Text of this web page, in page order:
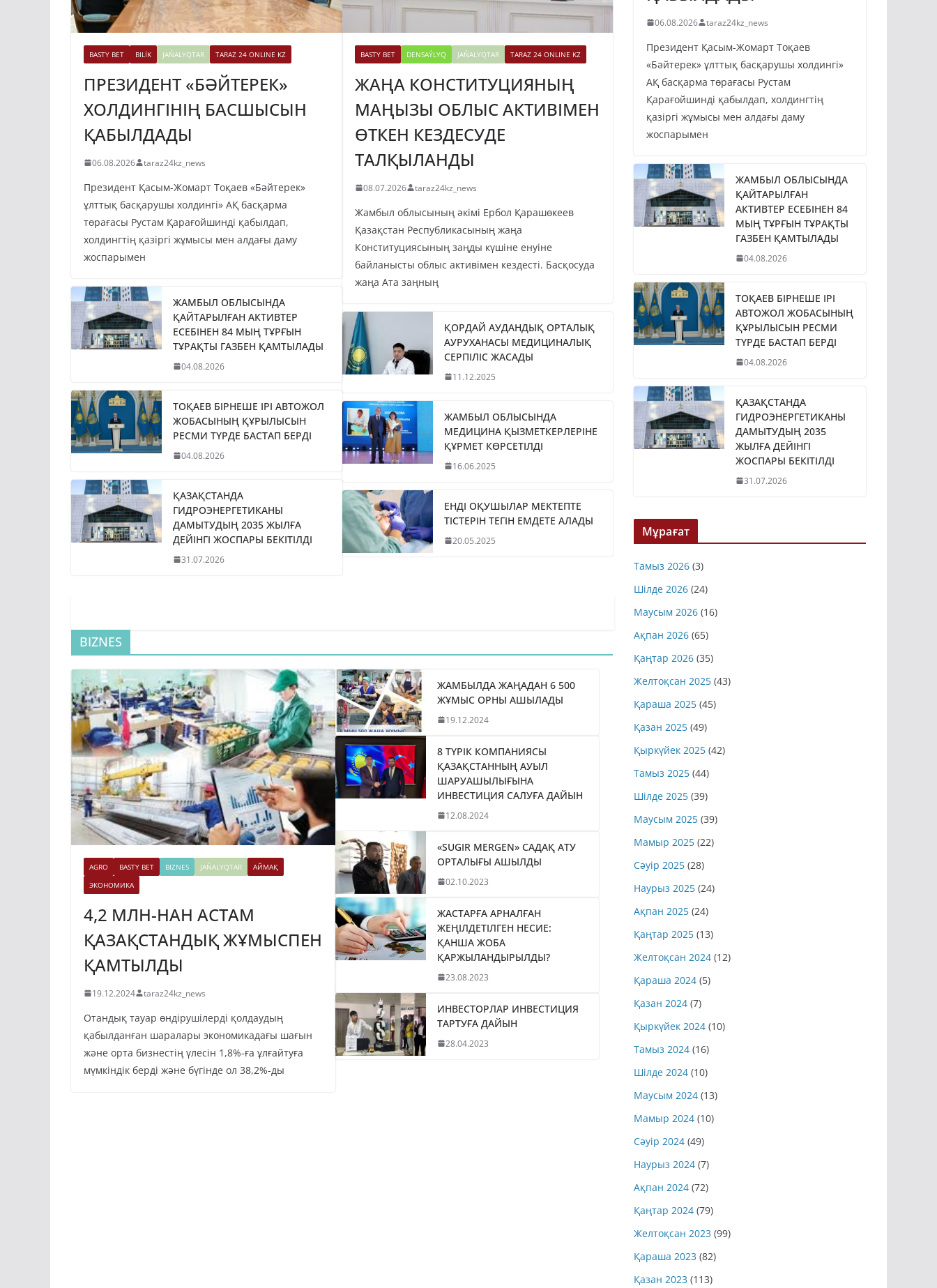
BASTY BET BILİK JAŃALYQTAR TARAZ 24 ONLINE KZ
ПРЕЗИДЕНТ «БӘЙТЕРЕК»
ХОЛДИНГІНІҢ БАСШЫСЫН
ҚАБЫЛДАДЫ
06.08.2026 taraz24kz_news
Президент Қасым-Жомарт Тоқаев «Бәйтерек»
ұлттық басқарушы холдингі» АҚ басқарма
төрағасы Рустам Қарағойшинді қабылдап,
холдингтің қазіргі жұмысы мен алдағы даму
жоспарымен
ЖАМБЫЛ ОБЛЫСЫНДА
ҚАЙТАРЫЛҒАН АКТИВТЕР
ЕСЕБІНЕН 84 МЫҢ ТҰРҒЫН
ТҰРАҚТЫ ГАЗБЕН ҚАМТЫЛАДЫ
04.08.2026
ТОҚАЕВ БІРНЕШЕ ІРІ АВТОЖОЛ
ЖОБАСЫНЫҢ ҚҰРЫЛЫСЫН
РЕСМИ ТҮРДЕ БАСТАП БЕРДІ
04.08.2026
ҚАЗАҚСТАНДА
ГИДРОЭНЕРГЕТИКАНЫ
ДАМЫТУДЫҢ 2035 ЖЫЛҒА
ДЕЙІНГІ ЖОСПАРЫ БЕКІТІЛДІ
31.07.2026
BASTY BET DENSAÝLYQ JAŃALYQTAR TARAZ 24 ONLINE KZ
ЖАҢА КОНСТИТУЦИЯНЫҢ
МАҢЫЗЫ ОБЛЫС АКТИВІМЕН
ӨТКЕН КЕЗДЕСУДЕ
ТАЛҚЫЛАНДЫ
08.07.2026 taraz24kz_news
Жамбыл облысының әкімі Ербол Қарашөкеев
Қазақстан Республикасының жаңа
Конституциясының заңды күшіне енуіне
байланысты облыс активімен кездесті. Басқосуда
жаңа Ата заңның
ҚОРДАЙ АУДАНДЫҚ ОРТАЛЫҚ
АУРУХАНАСЫ МЕДИЦИНАЛЫҚ
СЕРПІЛІС ЖАСАДЫ
11.12.2025
ЖАМБЫЛ ОБЛЫСЫНДА
МЕДИЦИНА ҚЫЗМЕТКЕРЛЕРІНЕ
ҚҰРМЕТ КӨРСЕТІЛДІ
16.06.2025
ЕНДІ ОҚУШЫЛАР МЕКТЕПТЕ
ТІСТЕРІН ТЕГІН ЕМДЕТЕ АЛАДЫ
20.05.2025
BIZNES
AGRO BASTY BET BIZNES JAŃALYQTAR
АЙМАҚ
ЭКОНОМИКА
4,2 МЛН-НАН АСТАМ
ҚАЗАҚСТАНДЫҚ ЖҰМЫСПЕН
ҚАМТЫЛДЫ
19.12.2024 taraz24kz_news
Отандық тауар өндірушілерді қолдаудың
қабылданған шаралары экономикадағы шағын
және орта бизнестің үлесін 1,8%-ға ұлғайтуға
мүмкіндік берді және бүгінде ол 38,2%-ды
ЖАМБЫЛДА ЖАҢАДАН 6 500
ЖҰМЫС ОРНЫ АШЫЛАДЫ
19.12.2024
8 ТҮРІК КОМПАНИЯСЫ
ҚАЗАҚСТАННЫҢ АУЫЛ
ШАРУАШЫЛЫҒЫНА
ИНВЕСТИЦИЯ САЛУҒА ДАЙЫН
12.08.2024
«SUGIR MERGEN» САДАҚ АТУ
ОРТАЛЫҒЫ АШЫЛДЫ
02.10.2023
ЖАСТАРҒА АРНАЛҒАН
ЖЕҢІЛДЕТІЛГЕН НЕСИЕ:
ҚАНША ЖОБА
ҚАРЖЫЛАНДЫРЫЛДЫ?
23.08.2023
ИНВЕСТОРЛАР ИНВЕСТИЦИЯ
ТАРТУҒА ДАЙЫН
28.04.2023
06.08.2026 taraz24kz_news
Президент Қасым-Жомарт Тоқаев
«Бәйтерек» ұлттық басқарушы холдингі»
АҚ басқарма төрағасы Рустам
Қарағойшинді қабылдап, холдингтің
қазіргі жұмысы мен алдағы даму
жоспарымен
ЖАМБЫЛ ОБЛЫСЫНДА
ҚАЙТАРЫЛҒАН
АКТИВТЕР ЕСЕБІНЕН 84
МЫҢ ТҰРҒЫН ТҰРАҚТЫ
ГАЗБЕН ҚАМТЫЛАДЫ
04.08.2026
ТОҚАЕВ БІРНЕШЕ ІРІ
АВТОЖОЛ ЖОБАСЫНЫҢ
ҚҰРЫЛЫСЫН РЕСМИ
ТҮРДЕ БАСТАП БЕРДІ
04.08.2026
ҚАЗАҚСТАНДА
ГИДРОЭНЕРГЕТИКАНЫ
ДАМЫТУДЫҢ 2035
ЖЫЛҒА ДЕЙІНГІ
ЖОСПАРЫ БЕКІТІЛДІ
31.07.2026
Мұрағат
Тамыз 2026 (3)
Шілде 2026 (24)
Маусым 2026 (16)
Ақпан 2026 (65)
Қаңтар 2026 (35)
Желтоқсан 2025 (43)
Қараша 2025 (45)
Қазан 2025 (49)
Қыркүйек 2025 (42)
Тамыз 2025 (44)
Шілде 2025 (39)
Маусым 2025 (39)
Мамыр 2025 (22)
Сәуір 2025 (28)
Наурыз 2025 (24)
Ақпан 2025 (24)
Қаңтар 2025 (13)
Желтоқсан 2024 (12)
Қараша 2024 (5)
Қазан 2024 (7)
Қыркүйек 2024 (10)
Тамыз 2024 (16)
Шілде 2024 (10)
Маусым 2024 (13)
Мамыр 2024 (10)
Сәуір 2024 (49)
Наурыз 2024 (7)
Ақпан 2024 (72)
Қаңтар 2024 (79)
Желтоқсан 2023 (99)
Қараша 2023 (82)
Қазан 2023 (113)